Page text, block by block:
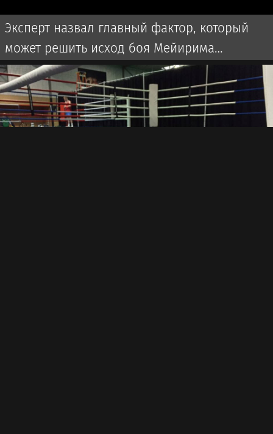
Эксперт назвал главный фактор, который
может решить исход боя Мейирима
Нурсултанова за титул WBC